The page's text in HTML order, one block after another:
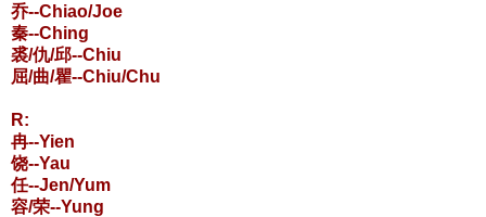
乔--Chiao/Joe
秦--Ching
裘/仇/邱--Chiu
屈/曲/瞿--Chiu/Chu
R:
冉--Yien
饶--Yau
任--Jen/Yum
容/荣--Yung